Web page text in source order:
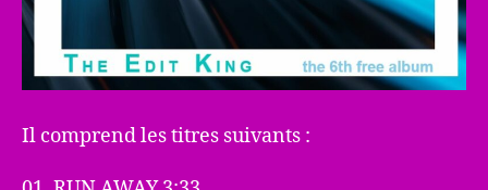
Il comprend les titres suivants :